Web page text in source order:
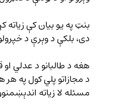
بنټ په يو بيان کې زياته
دی، بلکې د وېرې د
هغه د طالبانو د عدلي
د مجازاتو پلي کول په
مسئله لا زياته